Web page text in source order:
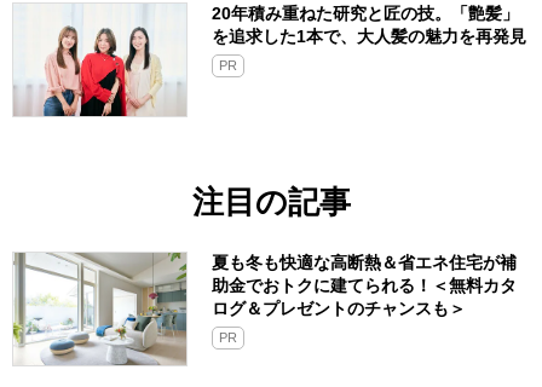
20年積み重ねた研究と匠の技。「艶髪」
を追求した1本で、大人髪の魅力を再発見
PR
注目の記事
夏も冬も快適な高断熱＆省エネ住宅が補
助金でおトクに建てられる！＜無料カタ
ログ＆プレゼントのチャンスも＞
PR